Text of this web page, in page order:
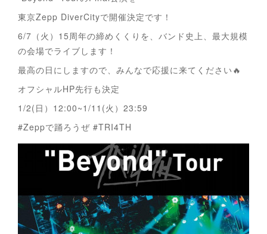
東京Zepp DiverCityで開催決定です！
6/7（火）15周年の締めくくりを、バンド史上、最大規模
の会場でライブします！
最高の日にしますので、みんなで応援に来てください🔥
オフシャルHP先行も決定
1/2(日）12:00~1/11(火）23:59
#Zeppで踊ろうぜ #TRI4TH